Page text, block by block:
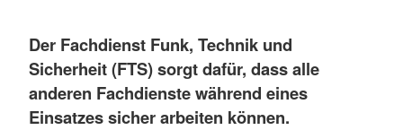
Der Fachdienst Funk, Technik und
Sicherheit (FTS) sorgt dafür, dass alle
anderen Fachdienste während eines
Einsatzes sicher arbeiten können.